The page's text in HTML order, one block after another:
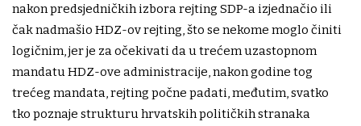
nakon predsjedničkih izbora rejting SDP-a izjednačio ili
čak nadmašio HDZ-ov rejting, što se nekome moglo činiti
logičnim, jer je za očekivati da u trećem uzastopnom
mandatu HDZ-ove administracije, nakon godine tog
trećeg mandata, rejting počne padati, međutim, svatko
tko poznaje strukturu hrvatskih političkih stranaka